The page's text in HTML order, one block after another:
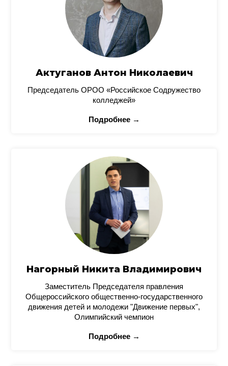
Актуганов Антон Николаевич
Председатель ОРОО «Российское Содружество
колледжей»
Подробнее →
Нагорный Никита Владимирович
Заместитель Председателя правления
Общероссийского общественно-государственного
движения детей и молодежи "Движение первых",
Олимпийский чемпион
Подробнее →